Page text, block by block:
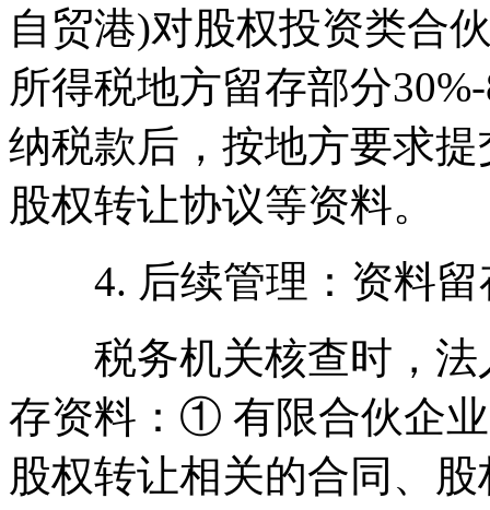
自贸港)对股权投资类合
所得税地方留存部分
纳税款后，按地方要求
股权转让协议等资料。
4. 后续管理：资料留
税务机关核查时，法
存资料：① 有限合伙企
股权转让相关的合同、